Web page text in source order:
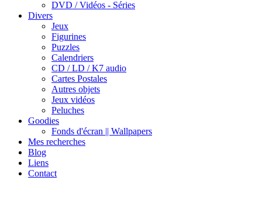
DVD / Vidéos - Séries
Divers
Jeux
Figurines
Puzzles
Calendriers
CD / LD / K7 audio
Cartes Postales
Autres objets
Jeux vidéos
Peluches
Goodies
Fonds d'écran || Wallpapers
Mes recherches
Blog
Liens
Contact